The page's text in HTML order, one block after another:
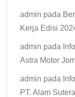
admin pada
Kerja Edisi
admin pada
Astra Motor
admin pada
PT. Alam